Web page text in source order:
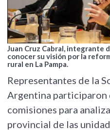
Juan Cruz Cabral, integrante
conocer su visión por la
rural en La Pampa.
Representantes de la
Argentina participaron
comisiones para
provincial de las